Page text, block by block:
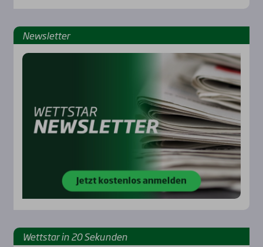
News­let­ter
Wett­star in 20 Sekun­den